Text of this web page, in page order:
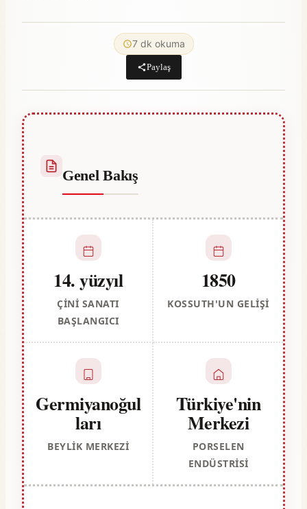
7 dk okuma
Paylaş
Genel Bakış
14. yüzyıl
ÇINI SANATI
BAŞLANGICI
1850
KOSSUTH'UN GELIŞI
Germiyanoğul
ları
BEYLIK MERKEZI
Türkiye'nin
Merkezi
PORSELEN
ENDÜSTRISI